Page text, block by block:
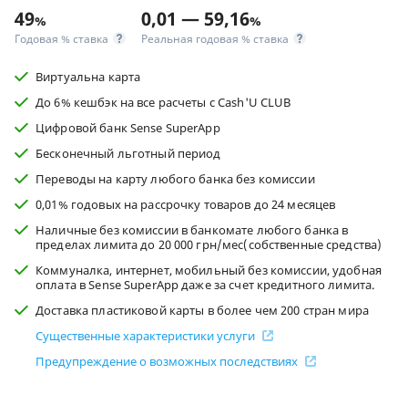
49%
Годовая % ставка
0,01 — 59,16%
Реальная годовая % ставка
Виртуальна карта
До 6% кешбэк на все расчеты с Cash'U CLUB
Цифровой банк Sense SuperApp
Бесконечный льготный период
Переводы на карту любого банка без комиссии
0,01% годовых на рассрочку товаров до 24 месяцев
Наличные без комиссии в банкомате любого банка в
пределах лимита до 20 000 грн/мес(собственные средства)
Коммуналка, интернет, мобильный без комиссии, удобная
оплата в Sense SuperApp даже за счет кредитного лимита.
Доставка пластиковой карты в более чем 200 стран мира
Существенные характеристики услуги
Предупреждение о возможных последствиях